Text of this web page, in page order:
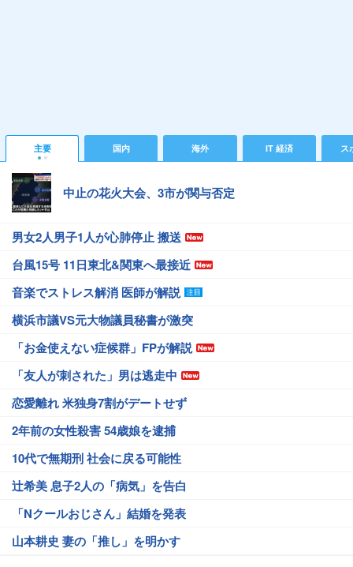
主要 国内 海外 IT 経済 ス
中止の花火大会、3市が関与否定
男女2人男子1人が心肺停止 搬送
台風15号 11日東北&関東へ最接近
音楽でストレス解消 医師が解説
横浜市議VS元大物議員秘書が激突
「お金使えない症候群」FPが解説
「友人が刺された」男は逃走中
恋愛離れ 米独身7割がデートせず
2年前の女性殺害 54歳娘を逮捕
10代で無期刑 社会に戻る可能性
辻希美 息子2人の「病気」を告白
「Nクールおじさん」結婚を発表
山本耕史 妻の「推し」を明かす